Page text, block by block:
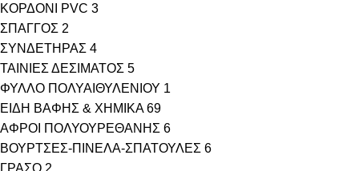
ΚΟΡΔΟΝΙ PVC 3
ΣΠΑΓΓΟΣ 2
ΣΥΝΔΕΤΗΡΑΣ 4
ΤΑΙΝΙΕΣ ΔΕΣΙΜΑΤΟΣ 5
ΦΥΛΛΟ ΠΟΛΥΑΙΘΥΛΕΝΙΟΥ 1
ΕΙΔΗ ΒΑΦΗΣ & ΧΗΜΙΚΑ 69
ΑΦΡΟΙ ΠΟΛΥΟΥΡΕΘΑΝΗΣ 6
ΒΟΥΡΤΣΕΣ-ΠΙΝΕΛΑ-ΣΠΑΤΟΥΛΕΣ 6
ΓΡΑΣΟ 2